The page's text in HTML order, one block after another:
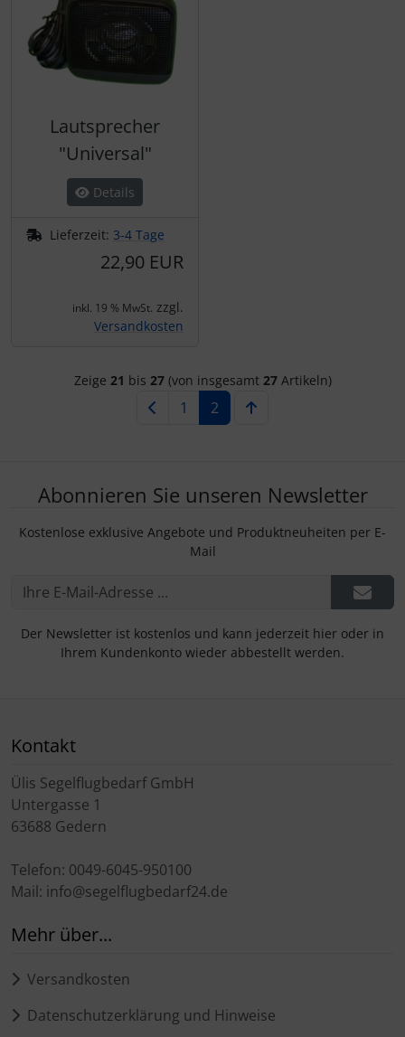
Lautsprecher
"Universal"
Details
Lieferzeit: 3-4 Tage
22,90 EUR
inkl. 19 % MwSt. zzgl.
Versandkosten
Zeige 21 bis 27(von insgesamt 27Artikeln)
1 2
Abonnieren Sie unseren Newsletter
Kostenlose exklusive Angebote und Produktneuheiten per E-
Mail
Der Newsletter ist kostenlos und kann jederzeit hier oder in
Ihrem Kundenkonto wieder abbestellt werden.
Kontakt
Ülis Segelflugbedarf GmbH
Untergasse 1
63688 Gedern
Telefon: 0049-6045-950100
Mail: info@segelflugbedarf24.de
Mehr über...
Versandkosten
Datenschutzerklärung und Hinweise